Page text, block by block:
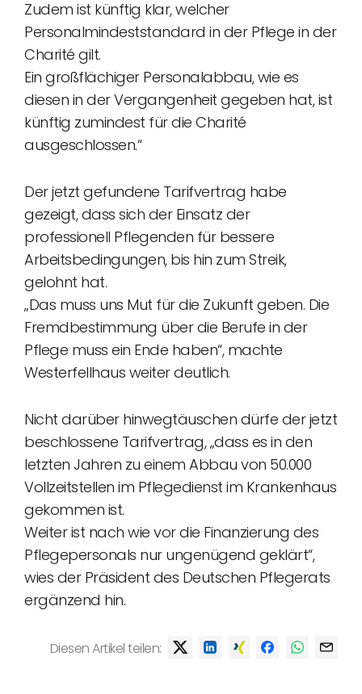
Zudem ist künftig klar, welcher
Personalmindeststandard in der Pflege in der
Charité gilt.
Ein großflächiger Personalabbau, wie es
diesen in der Vergangenheit gegeben hat, ist
künftig zumindest für die Charité
ausgeschlossen.“
Der jetzt gefundene Tarifvertrag habe
gezeigt, dass sich der Einsatz der
professionell Pflegenden für bessere
Arbeitsbedingungen, bis hin zum Streik,
gelohnt hat.
„Das muss uns Mut für die Zukunft geben. Die
Fremdbestimmung über die Berufe in der
Pflege muss ein Ende haben“, machte
Westerfellhaus weiter deutlich.
Nicht darüber hinwegtäuschen dürfe der jetzt
beschlossene Tarifvertrag, „dass es in den
letzten Jahren zu einem Abbau von 50.000
Vollzeitstellen im Pflegedienst im Krankenhaus
gekommen ist.
Weiter ist nach wie vor die Finanzierung des
Pflegepersonals nur ungenügend geklärt“,
wies der Präsident des Deutschen Pflegerats
ergänzend hin.
Diesen Artikel teilen: